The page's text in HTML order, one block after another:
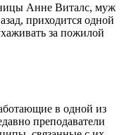
Анне Виталс, муж
приходится одной
за пожилой
в одной из
преподаватели